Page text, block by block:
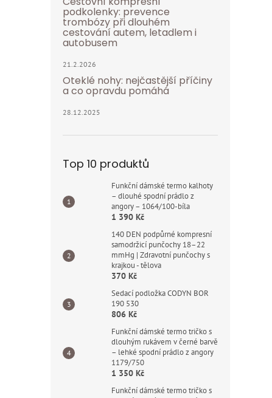
podkolenky: prevence
trombózy při dlouhém
cestování autem, letadlem i
autobusem
21.2.2026
Oteklé nohy: nejčastější příčiny
a co opravdu pomáhá
28.12.2025
Top 10 produktů
Funkční dámské termo kalhoty
– dlouhé spodní prádlo z
angory – 1064/100-bíla
1 390 Kč
140 DEN podpůrné kompresní
samodržicí punčochy 18–22
mmHg | Zdravotní punčochy s
krajkou - tělova
370 Kč
Sedací podložka CODYN BOR
190 530
806 Kč
Funkční dámské termo tričko s
dlouhým rukávem v černé barvě
– lehké spodní prádlo z angory
1179/750
1 350 Kč
Funkční dámské termo tričko s